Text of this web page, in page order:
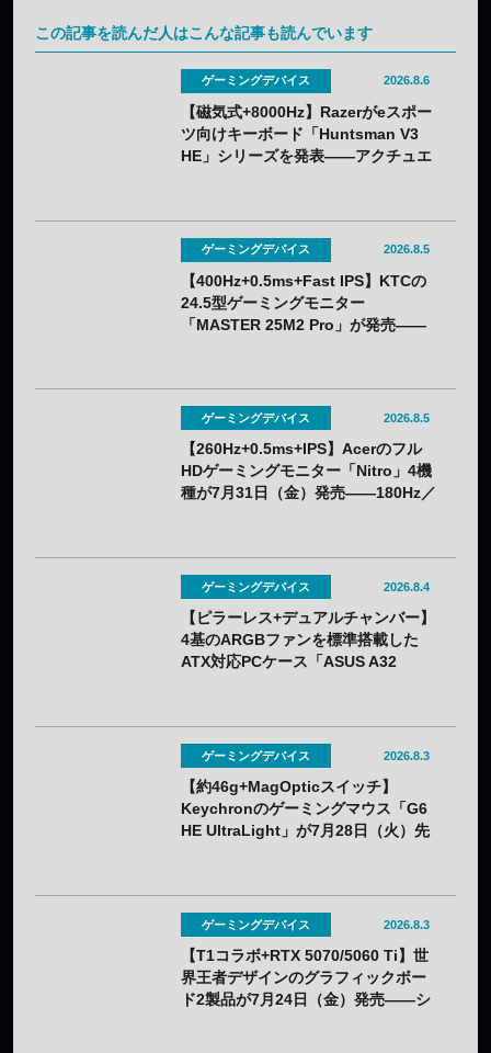
この記事を読んだ人はこんな記事も読んでいます
ゲーミングデバイス 2026.8.6
【磁気式+8000Hz】Razerがeスポー
ツ向けキーボード「Huntsman V3
HE」シリーズを発表——アクチュエ
ゲーミングデバイス 2026.8.5
【400Hz+0.5ms+Fast IPS】KTCの
24.5型ゲーミングモニター
「MASTER 25M2 Pro」が発売——
ゲーミングデバイス 2026.8.5
【260Hz+0.5ms+IPS】Acerのフル
HDゲーミングモニター「Nitro」4機
種が7月31日（金）発売——180Hz／
ゲーミングデバイス 2026.8.4
【ピラーレス+デュアルチャンバー】
4基のARGBファンを標準搭載した
ATX対応PCケース「ASUS A32
ゲーミングデバイス 2026.8.3
【約46g+MagOpticスイッチ】
Keychronのゲーミングマウス「G6
HE UltraLight」が7月28日（火）先
ゲーミングデバイス 2026.8.3
【T1コラボ+RTX 5070/5060 Ti】世
界王者デザインのグラフィックボー
ド2製品が7月24日（金）発売——シ